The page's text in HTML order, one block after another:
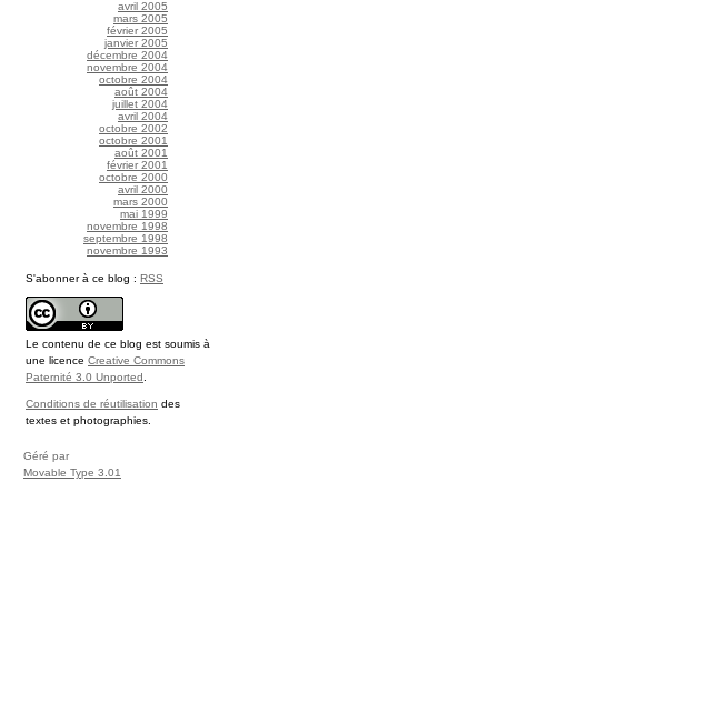
avril 2005
mars 2005
février 2005
janvier 2005
décembre 2004
novembre 2004
octobre 2004
août 2004
juillet 2004
avril 2004
octobre 2002
octobre 2001
août 2001
février 2001
octobre 2000
avril 2000
mars 2000
mai 1999
novembre 1998
septembre 1998
novembre 1993
S'abonner à ce blog : RSS
Le contenu de ce blog est soumis à
une licence Creative Commons
Paternité 3.0 Unported.
Conditions de réutilisation des
textes et photographies.
Géré par
Movable Type 3.01